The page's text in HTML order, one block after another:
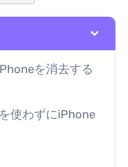
を消去する
使わずにiPhone